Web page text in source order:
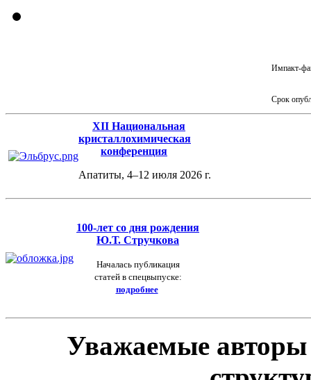
Импакт-
Срок
XII Национальная
кристаллохимическая
конференция
Апатиты, 4–12 июля 2026 г.
100-лет со дня рождения
Ю.Т. Стручкова
Началась публикация
статей в спецвыпуске:
подробнее
Уважаемые